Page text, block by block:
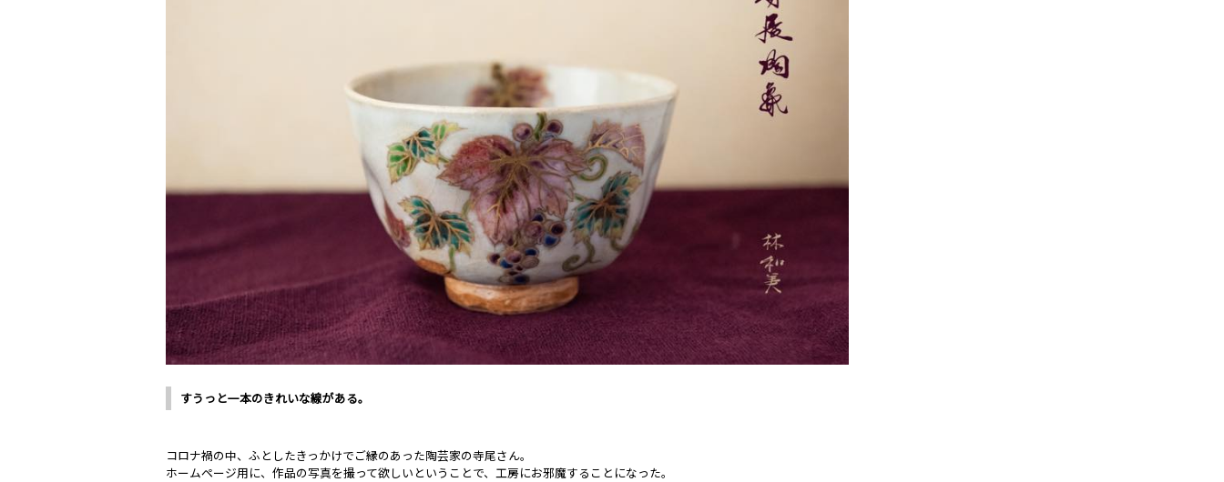
すうっと一本のきれいな線がある。
コロナ禍の中、ふとしたきっかけでご縁のあった陶芸家の寺尾さん。
ホームページ用に、作品の写真を撮って欲しいということで、工房にお邪魔することになった。